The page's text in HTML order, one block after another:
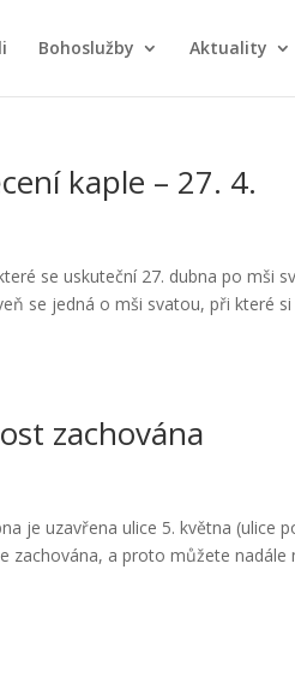
Bohoslužby Aktuality
kaple – 27. 4.
se uskuteční 27. dubna po mši
se jedná o mši svatou, při které
zachována
je uzavřena ulice 5. května (ulice
zachována, a proto můžete nadále